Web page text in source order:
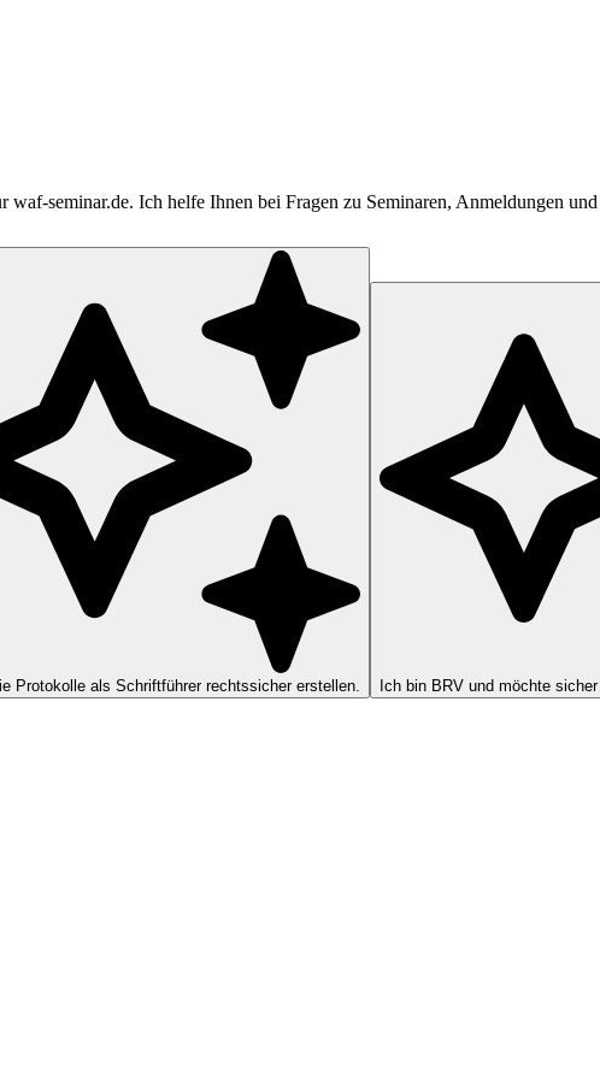
seminar.de. Ich helfe Ihnen bei Fragen zu Seminaren, Anmeldungen
Protokolle als Schriftführer rechtssicher erstellen. Ich bin BRV und möchte